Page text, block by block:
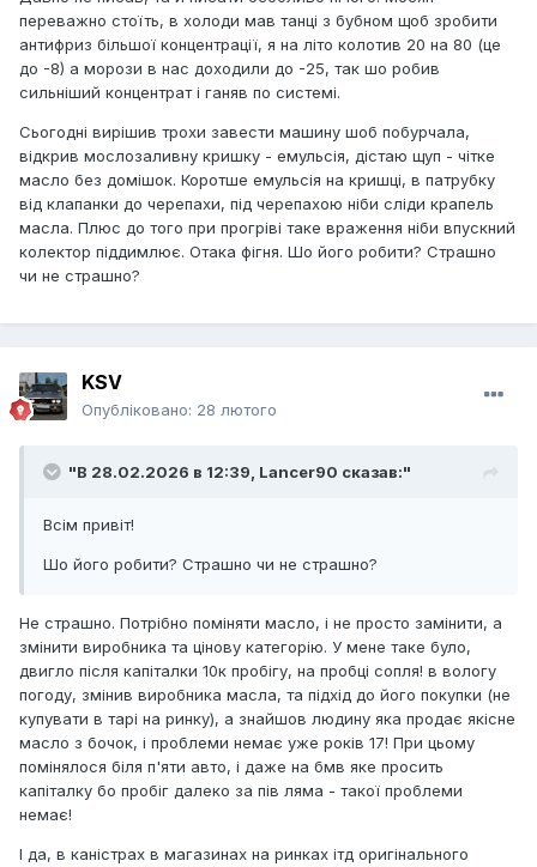
переважно стоїть, в холоди мав танці з бубном щоб зробити
антифриз більшої концентрації, я на літо колотив 20 на 80 (це
до -8) а морози в нас доходили до -25, так шо робив
сильніший концентрат і ганяв по системі.
Сьогодні вирішив трохи завести машину шоб побурчала,
відкрив мослозаливну кришку - емульсія, дістаю щуп - чітке
масло без домішок. Коротше емульсія на кришці, в патрубку
від клапанки до черепахи, під черепахою ніби сліди крапель
масла. Плюс до того при прогріві таке враження ніби впускний
колектор піддимлює. Отака фігня. Шо його робити? Страшно
чи не страшно?
KSV
Опубліковано: 28 лютого
"В 28.02.2026 в 12:39, Lancer90 сказав:"
Всім привіт!
Шо його робити? Страшно чи не страшно?
Не страшно. Потрібно поміняти масло, і не просто замінити, а
змінити виробника та цінову категорію. У мене таке було,
двигло після капіталки 10к пробігу, на пробці сопля! в вологу
погоду, змінив виробника масла, та підхід до його покупки (не
купувати в тарі на ринку), а знайшов людину яка продає якісне
масло з бочок, і проблеми немає уже років 17! При цьому
помінялося біля п'яти авто, і даже на бмв яке просить
капіталку бо пробіг далеко за пів ляма - такої проблеми
немає!
І да, в каністрах в магазинах на ринках ітд оригінального